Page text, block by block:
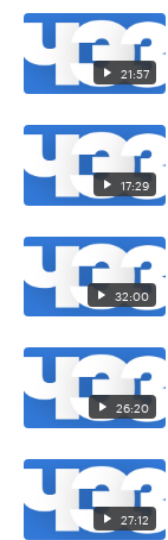
21:57
17:29
32:00
26:20
27:12